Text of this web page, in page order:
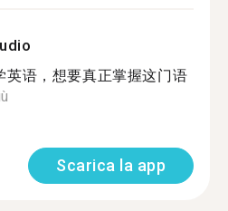
英语，想要真正掌握这门语
Scarica la app